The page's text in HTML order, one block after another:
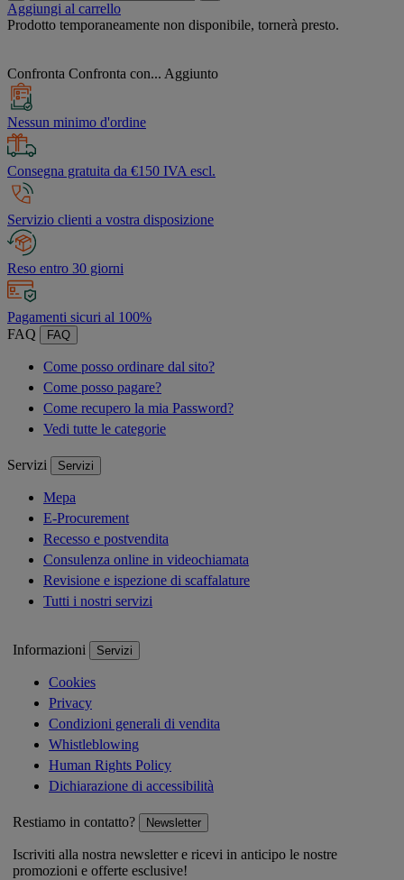
Aggiungi al carrello
Prodotto temporaneamente non disponibile, tornerà presto.
Confronta Confronta con... Aggiunto
Nessun minimo d'ordine
Consegna gratuita da €150 IVA escl.
Servizio clienti a vostra disposizione
Reso entro 30 giorni
Pagamenti sicuri al 100%
FAQ
FAQ
Come posso ordinare dal sito?
Come posso pagare?
Come recupero la mia Password?
Vedi tutte le categorie
Servizi Servizi
Mepa
E-Procurement
Recesso e postvendita
Consulenza online in videochiamata
Revisione e ispezione di scaffalature
Tutti i nostri servizi
Informazioni Servizi
Cookies
Privacy
Condizioni generali di vendita
Whistleblowing
Human Rights Policy
Dichiarazione di accessibilità
Restiamo in contatto? Newsletter
Iscriviti alla nostra newsletter e ricevi in anticipo le nostre
promozioni e offerte esclusive!